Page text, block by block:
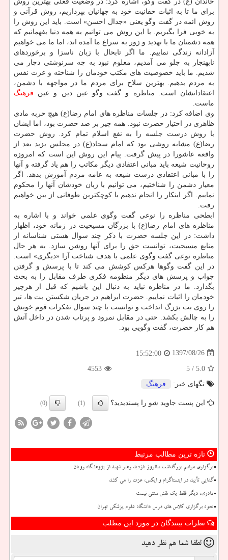
برای ما تا به اثبات حقانیت خود به جهانیان بپردازیم، روش قرآنی و
روش ائمه در گفت وگو یعنی «جدال احسن» است. باید این روش را
به خوبی فرا بگیریم. با این روش می توانیم به همه دنیا بفهمانیم كه
همه دشمنان ما با تهدید و زور به سراغ ما آمده اند، اما ما می خواهیم
آزادانه زندگی نماییم. ما اگر تابحال با زبان ناسزا و برخوردهای
نابهنجار به جلو می آمدیم، معلوم نبود به چه سرنوشتی دچار می
شدیم. ما باید خصوصیت های مكتب خودمان را شناخته و عزت نفس
به مردم بدهیم. بهترین سلاح برای مردم ما در مواجهه با دشمن،
اعتقاداتشان است. مناظره و گفت وگو عین دین و عین فرهنگ
ماست.
وی اضافه كرد: در جلسات مناظره های امام رضا(ع) هیچ حربه مادی
ظاهری در اختیار حضرت نبود. همه چیز بر ضد حضرت بود، اما ایشان
با روش درست جلسه را به نفع اسلام تمام كرد. روش حضرت
رضا(ع) مشابه روشی بود كه امام سجاد(ع) در مجلس یزید بعد از
واقعه عاشورا در پیش گرفت. پیام این روش این است كه امروزه
روحانیت شیعه باید مبانی اعتقادی دیگر مكاتب را هم یاد گرفته و آنها
را با مبانی اعتقادی درست شیعه به عامه مردم آموزش بدهد. اگر
معیار دشمن را شناختیم، می توانیم با زبان خودشان آنها را محكوم
نماییم. اگر اینكار را انجام ندهیم با كوچكترین طوفانی از بین خواهیم
رفت.
ابطحی مناظره را نوعی گفت وگوی علمی خواند و با اشاره به
مناظره های امام رضا(ع) با بزرگان مسیحیت در زمانه خود، اظهار
داشت: در این جلسه حضرت با ذكر چند سوال هستی شناسانه از
منابع مسیحیت، توانست حق را برای آنها روشن سازد. به هر حال
مناظره نوعی گفت وگوی علمی با هدف شناخت آرا «دیگری» است.
در این گفت وگوها هركس كوشش می كند تا با پرسش و گرفتن
جواب و پرسش های دیگر منظومه فكری طرف مقابل را به بحث
بگذارد. ما در مناظره نباید به دنبال این باشیم كه قبل از هرچیز
خودمان را اثبات نماییم. حضرت ابراهیم در جریان شكستن بت ها، تبر
را روی بت بزرگ انداخت و توانست با چند سوال تفكرات قوم خویش
را به چالش بكشد. حتی در مقابل نمرود و پرتاب شدن در داخل آتش
هم كار حضرت، گفت وگویی بود.
1397/08/26
15:52:00
5.0
/ 5
4553
تگهای خبر:
فرهنگ
این پست جاوید شو را پسندیدید؟ (1)
(0)
تازه ترین مطالب مرتبط
برگزاری مراسم بزرگداشت سالروز بازدید رهبر شهید از پژوهشگاه رویان
گدایی تأیید در اینستاگرام و ایکس، عزت را می کشد
مادری، دیگر فقط یک نقش سنتی نیست
نحوه برگزاری کلاس های درس دانشگاه علوم پزشکی تهران
نظرات بینندگان در مورد این مطلب
لطفا شما هم نظر دهید